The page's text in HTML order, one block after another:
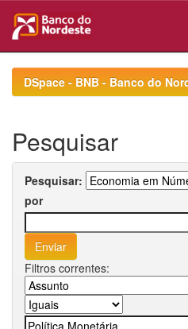
navigationDSpace - BNB - Banco do
Pesquisar
Pesquisar:
por
Filtros correntes: